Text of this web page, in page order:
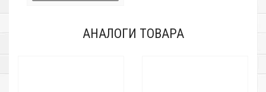
АНАЛОГИ ТОВАРА